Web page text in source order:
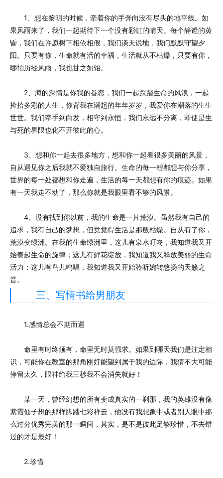
1、想在黎明的时候，牵着你的手奔向没有尽头的地平线。如
果风雨来了，我们一起期待下一个没有彩虹的晴天。每个静谧的黄
昏，我们在许愿树下相依相偎，我们谈天说地，我们默默守望夕
阳。只要有你，生命就有活的幸福，生活就从不枯燥，只要有你，
哪怕历经风雨，我也甘之如饴。
2、海的深情是你我的眷恋，我们一起踩踏生命的风浪，一起
捡拾多彩的人生，你背我在潮起的年年岁岁，我爱你在潮落的生生
世世。我们牵手到白发，相守到永恒，我们永远不分离，即使是生
与死的界限也化不开彼此的心。
3、想和你一起去很多地方，想和你一起看很多美丽的风景，
自从遇见你之后我就不爱独自旅行。生命的每一程都想与你分享，
世界的每一处都想和你走遍，生活的每一天都想有你的痕迹。如果
有一天我走不动了，那么你就是我眼里看不够的风景。
4、没有找到你以前，我的生命是一片荒漠。虽然我有自己的
追求，我有自己的梦想，但竟觉得生活是那般枯燥。自从有了你，
荒漠变绿洲。在我的生命绿洲里，这儿有泉水叮咚，我知道我又开
始奏起生命的旋律；这儿有鲜花绽放，我知道我又释放美丽的生命
活力；这儿有鸟儿鸣唱，我知道我又开始聆听婉转悠扬的天籁之
音。
三、写情书给男朋友
1.感情总会不期而遇
命里有时终须有，命里无时莫强求。如果到哪天我们是注定相
识，可能你在教室的那角刚好能望到属于我的边际，我猜不大可能
停留太久，眼神给我三秒我不会消失就好！
某一天，曾经幻想的所有变成真实的一刹那，我的英雄没有像
紫霞仙子想的那样脚踏七彩祥云，他没有我想象中或者别人眼中那
么过分优秀完美的那一瞬间，其实，是不是彼此足够珍惜，不去错
过的才是最好！
2.珍惜